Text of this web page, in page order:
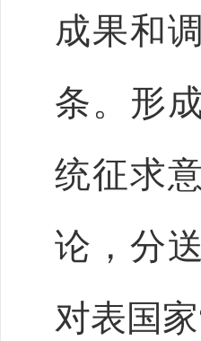
成果和
条。形
统征求
论，分
对表国